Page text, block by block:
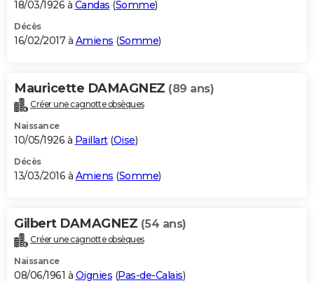
18/03/1926 à Candas (Somme)
Décès
16/02/2017 à Amiens (Somme)
Mauricette DAMAGNEZ (89 ans)
Créer une cagnotte obsèques
Naissance
10/05/1926 à Paillart(Oise)
Décès
13/03/2016 à Amiens (Somme)
Gilbert DAMAGNEZ (54 ans)
Créer une cagnotte obsèques
Naissance
08/06/1961 à Oignies (Pas-de-Calais)